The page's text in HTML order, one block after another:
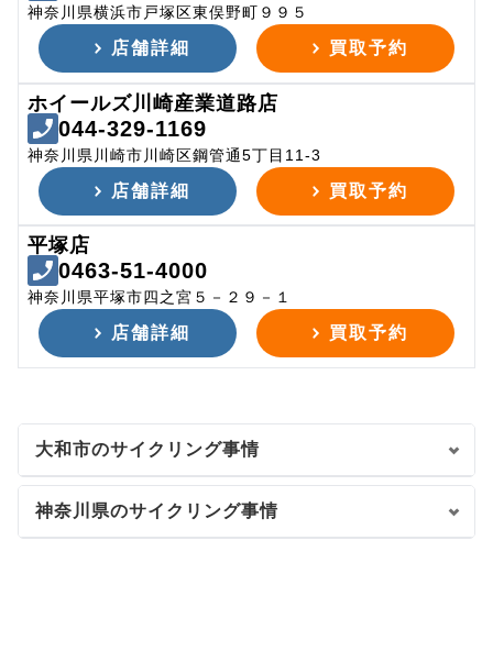
神奈川県横浜市戸塚区東俣野町９９５
店舗詳細 買取予約
ホイールズ川崎産業道路店
044-329-1169
神奈川県川崎市川崎区鋼管通5丁目11-3
店舗詳細 買取予約
平塚店
0463-51-4000
神奈川県平塚市四之宮５－２９－１
店舗詳細 買取予約
大和市のサイクリング事情
神奈川県のサイクリング事情